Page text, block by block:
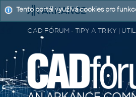
CAD FÓRUM - TIPY A TRIKY |
Tento portál využívá cookies pro